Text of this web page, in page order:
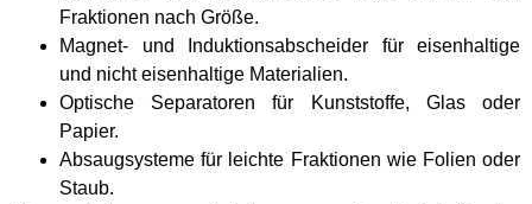
Fraktionen nach Größe.
Magnet- und Induktionsabscheider für eisenhaltige
und nicht eisenhaltige Materialien.
Optische Separatoren für Kunststoffe, Glas oder
Papier.
Absaugsysteme für leichte Fraktionen wie Folien oder
Staub.